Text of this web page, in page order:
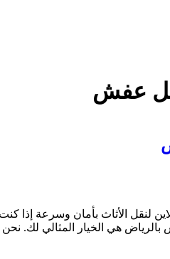
عفش
لنقل الأثاث بأمان وسرعة
بالرياض هي الخيار المثالي لك.